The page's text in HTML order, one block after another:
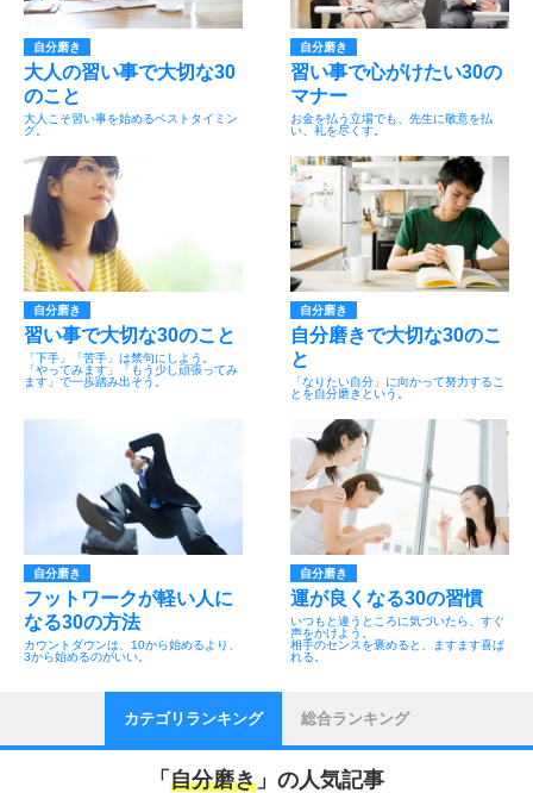
自分磨き
大人の習い事で大切な30
のこと
大人こそ習い事を始めるベストタイミン
グ。
自分磨き
習い事で心がけたい30の
マナー
お金を払う立場でも、先生に敬意を払
い、礼を尽くす。
自分磨き
習い事で大切な30のこと
「下手」「苦手」は禁句にしよう。
「やってみます」「もう少し頑張ってみ
ます」で一歩踏み出そう。
自分磨き
自分磨きで大切な30のこ
と
「なりたい自分」に向かって努力するこ
とを自分磨きという。
自分磨き
フットワークが軽い人に
なる30の方法
カウントダウンは、10から始めるより、
3から始めるのがいい。
自分磨き
運が良くなる30の習慣
いつもと違うところに気づいたら、すぐ
声をかけよう。
相手のセンスを褒めると、ますます喜ば
れる。
カテゴリランキング 総合ランキング
「 自分磨き 」の人気記事